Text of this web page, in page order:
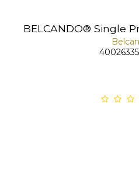
BELCANDO® Single